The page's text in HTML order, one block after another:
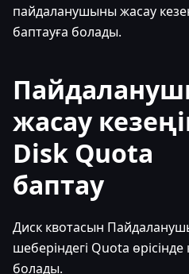
пайдаланушыны жасау
баптауға болады.
жасау
Disk Quota
баптау
Диск квотасын
шеберіндегі Quota өрісінде
болады.